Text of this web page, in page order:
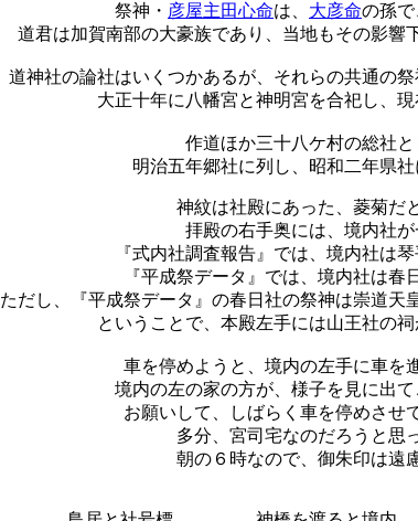
祭神・ 彦屋主田心命は、 大彦命の孫で
道君は加賀南部の大豪族であり、当地もその影響
道神社の論社はいくつかあるが、それらの共通の祭
大正十年に八幡宮と神明宮を合祀し、現
作道ほか三十八ケ村の総社と
明治五年郷社に列し、昭和二年県社
神紋は社殿にあった、菱菊だ
拝殿の右手奥には、境内社が
『式内社調査報告』では、境内社は琴
『平成祭データ』では、境内社は春
ただし、『平成祭データ』の春日社の祭神は崇道天
ということで、本殿左手には山王社の祠
車を停めようと、境内の左手に車を
境内の左の家の方が、様子を見に出て
お願いして、しばらく車を停めさせ
多分、宮司宅なのだろうと思
朝の６時なので、御朱印は遠